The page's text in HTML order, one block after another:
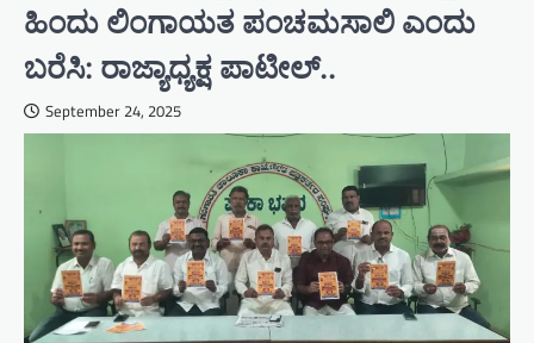
ಹಿಂದು ಲಿಂಗಾಯತ ಪಂಚಮಸಾಲಿ ಎಂದು
ಬರೆಸಿ: ರಾಜ್ಯಾಧ್ಯಕ್ಷ ಪಾಟೀಲ್..
September 24, 2025